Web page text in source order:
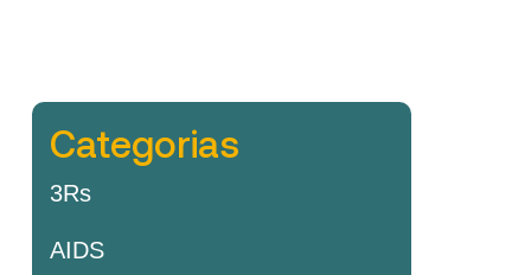
Categorias
3Rs
AIDS